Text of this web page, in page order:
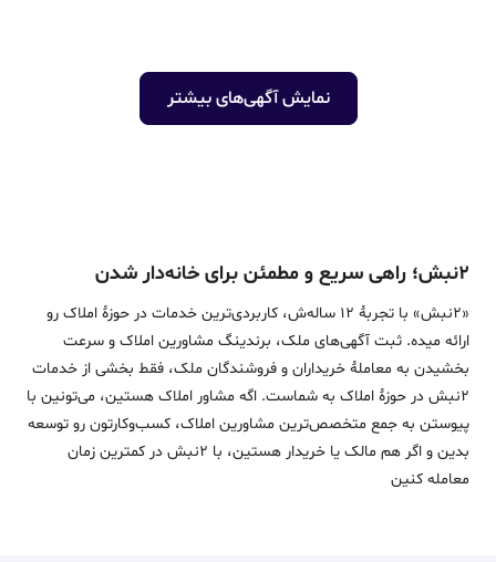
نمایش آگهی‌های بیشتر
۲نبش؛ راهی سریع و مطمئن برای خانه‌دار شدن
«2نبش» با تجربۀ 12 ساله‌ش، کاربردی‌ترین خدمات در حوزۀ املاک رو
ارائه میده. ثبت آگهی‌های ملک، برندینگ مشاورین املاک و سرعت
بخشیدن به معاملۀ خریداران و فروشندگان ملک، فقط بخشی از خدمات
2نبش در حوزۀ املاک به شماست. اگه مشاور املاک هستین، می‌تونین با
پیوستن به جمع متخصص‌ترین مشاورین املاک، کسب‌وکارتون رو توسعه
بدین و اگر هم مالک یا خریدار هستین، با 2نبش در کمترین زمان
معامله‌ کنین